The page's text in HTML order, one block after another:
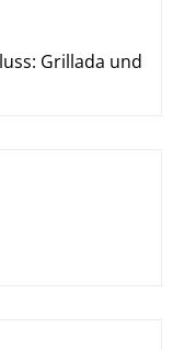
Grillada und